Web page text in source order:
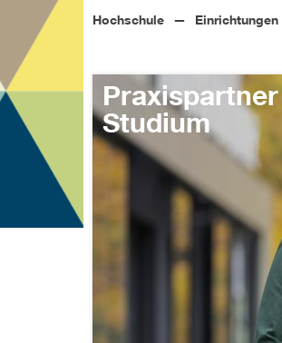
Hochschule Einrichtungen
Studium